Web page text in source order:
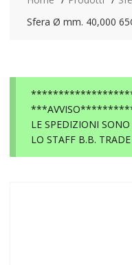
Sfera Ø mm. 40,000
LE SPEDIZIONI
LO STAFF B.B. TRADE